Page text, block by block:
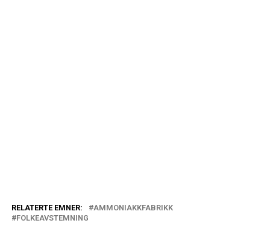
RELATERTE EMNER:
AMMONIAKKFABRIKK
FOLKEAVSTEMNING